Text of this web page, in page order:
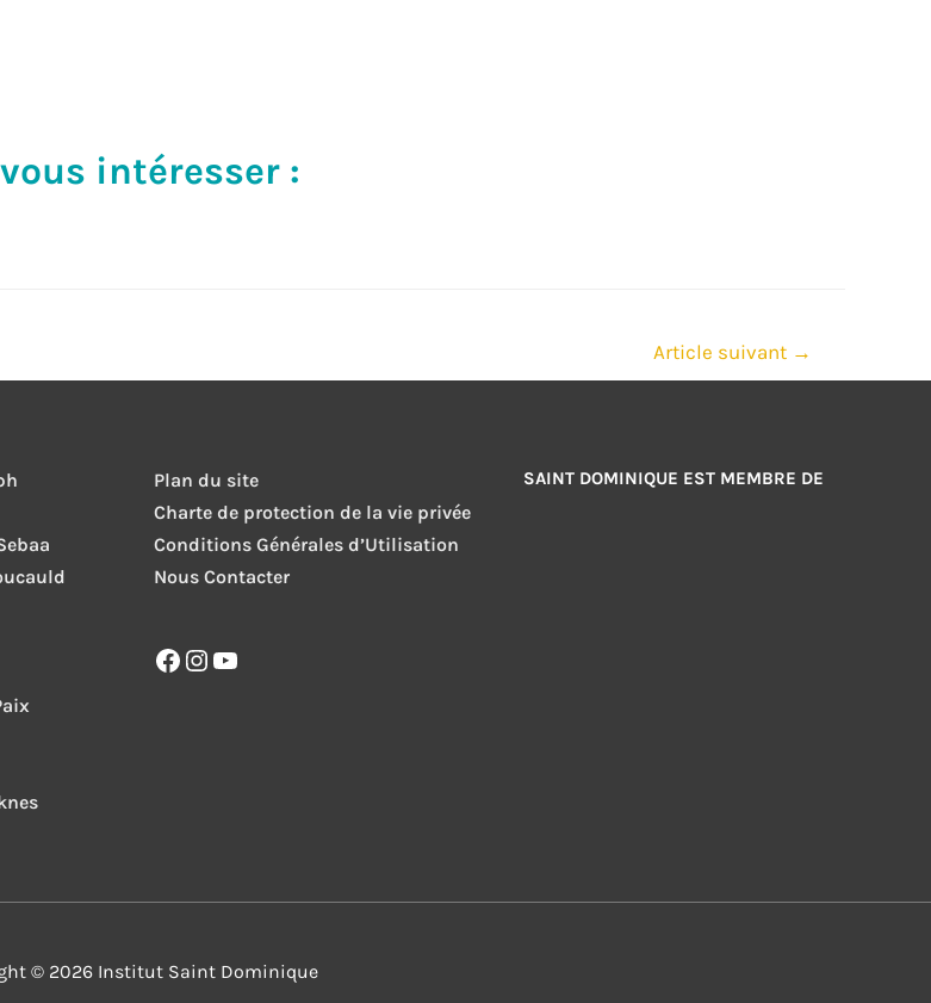
intéresser :
Article suivant →
Plan du site
Charte de protection de la vie privée
Conditions Générales d’Utilisation
Nous Contacter
Facebook
Instagram
YouTube
SAINT DOMINIQUE EST MEMBRE DE
© 2026 Institut Saint Dominique